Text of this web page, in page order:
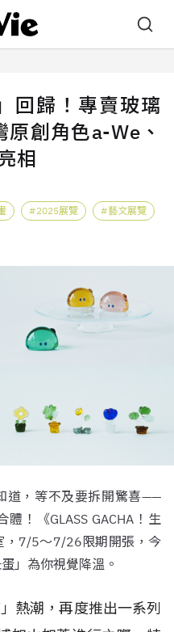
回歸！專賣玻璃
創角色a-We、
相
2025展覽 藝文展覽
道，等不及要拆開驚喜——
！《GLASS GACHA！生
，7/5～7/26限期開張，今
」為你視覺降溫。
熱潮，再度推出一系列